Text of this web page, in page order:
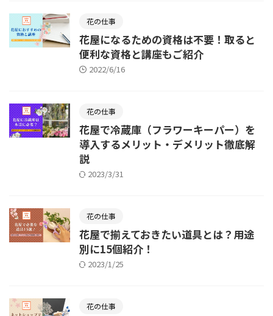
花の仕事
花屋になるための資格は不要！取ると
便利な資格と講座もご紹介
2022/6/16
花の仕事
花屋で冷蔵庫（フラワーキーパー）を
導入するメリット・デメリット徹底解
説
2023/3/31
花の仕事
花屋で揃えておきたい道具とは？用途
別に15個紹介！
2023/1/25
花の仕事